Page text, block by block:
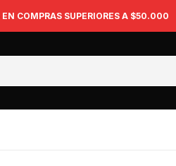
COMPRAS SUPERIORES A $50.000